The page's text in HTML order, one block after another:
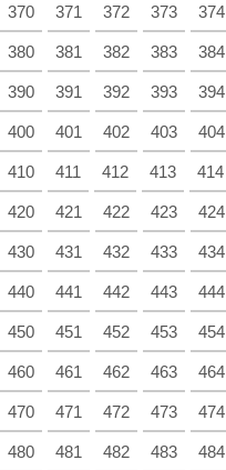
370 371 372 373 374
380 381 382 383 384
390 391 392 393 394
400 401 402 403 404
410 411 412 413 414
420 421 422 423 424
430 431 432 433 434
440 441 442 443 444
450 451 452 453 454
460 461 462 463 464
470 471 472 473 474
480 481 482 483 484